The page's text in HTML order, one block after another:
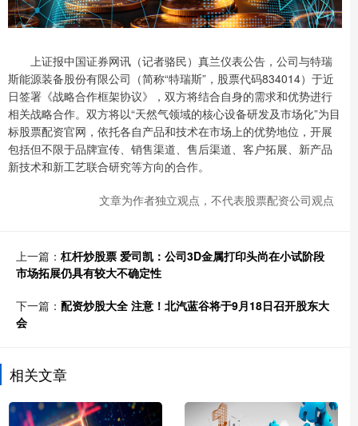
上证报中国证券网讯（记者骆民）真兰仪表公告，公司与特瑞
斯能源装备股份有限公司（简称“特瑞斯”，股票代码834014）于近
日签署《战略合作框架协议》，双方将结合自身的需求和优势进行
相关战略合作。双方将以“天然气领域的核心设备研发及市场化”为目
标股票配资官网，依托各自产品和技术在市场上的优势地位，开展
包括但不限于品牌宣传、销售渠道、售后渠道、客户拓展、新产品
新技术和新工艺联合研究等方向的合作。
文章为作者独立观点，不代表股票配资公司观点
上一篇： 杠杆炒股票 爱司凯：公司3D金属打印头尚在小试阶段
市场拓展仍具有较大不确定性
下一篇： 配资炒股大全 注意！北汽蓝谷将于9月18日召开股东大
会
相关文章